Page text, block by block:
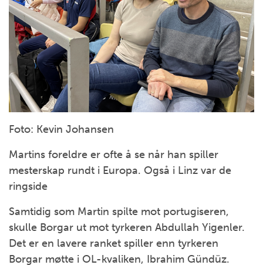
Foto: Kevin Johansen
Martins foreldre er ofte å se når han spiller
mesterskap rundt i Europa. Også i Linz var de
ringside
Samtidig som Martin spilte mot portugiseren,
skulle Borgar ut mot tyrkeren Abdullah Yigenler.
Det er en lavere ranket spiller enn tyrkeren
Borgar møtte i OL-kvaliken, Ibrahim Gündüz.